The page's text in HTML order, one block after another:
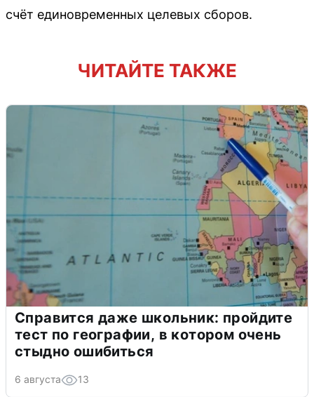
счёт единовременных целевых сборов.
ЧИТАЙТЕ ТАКЖЕ
Справится даже школьник: пройдите
тест по географии, в котором очень
стыдно ошибиться
6 августа 13